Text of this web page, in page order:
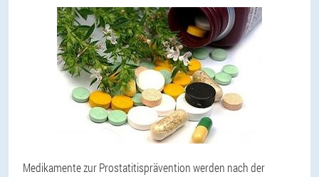
Medikamente zur Prostatitisprävention werden nach der